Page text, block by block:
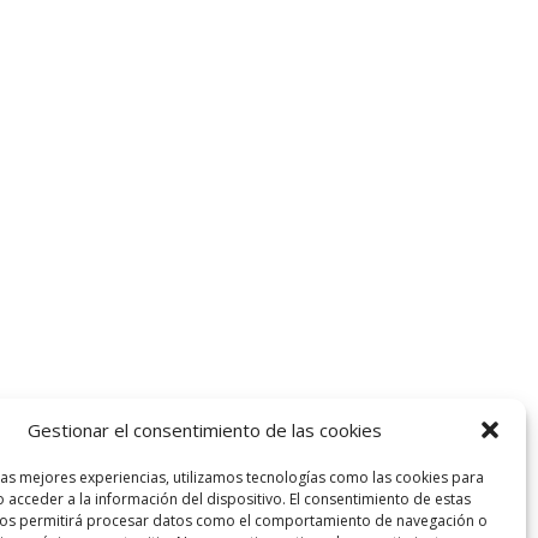
Gestionar el consentimiento de las cookies
mejores experiencias, utilizamos tecnologías como las cookies para
acceder a la información del dispositivo. El consentimiento de estas
permitirá procesar datos como el comportamiento de navegación o